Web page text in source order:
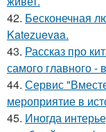
42. Бесконечная
Katezuevaa.
43. Рассказ про
самого главного
44. Сервис
мероприятие в
45. Иногда